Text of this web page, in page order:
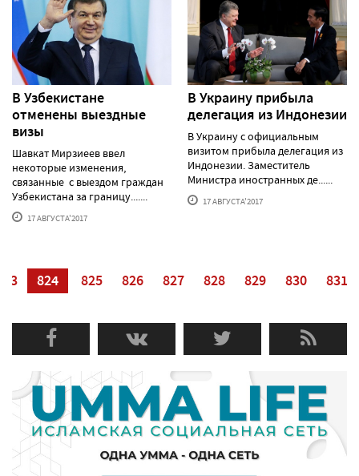
В Узбекистане
отменены выездные
визы
Шавкат Мирзиеев ввел
некоторые изменения,
связанные с выездом граждан
Узбекистана за границу.......
17 АВГУСТА'2017
В Украину прибыла
делегация из Индонезии
В Украину с официальным
визитом прибыла делегация из
Индонезии. Заместитель
Министра иностранных де......
17 АВГУСТА'2017
824 825 826 827 828 829 830 831